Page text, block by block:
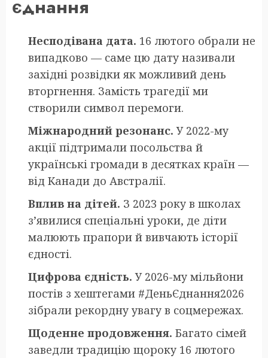
єднання
Несподівана дата. 16 лютого обрали не
випадково — саме цю дату називали
західні розвідки як можливий день
вторгнення. Замість трагедії ми
створили символ перемоги.
Міжнародний резонанс. У 2022-му
акції підтримали посольства й
українські громади в десятках країн —
від Канади до Австралії.
Вплив на дітей. З 2023 року в школах
з’явилися спеціальні уроки, де діти
малюють прапори й вивчають історії
єдності.
Цифрова єдність. У 2026-му мільйони
постів з хештегами #ДеньЄднання2026
зібрали рекордну увагу в соцмережах.
Щоденне продовження. Багато сімей
заведли традицію щороку 16 лютого